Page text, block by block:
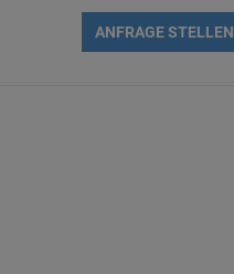
ANFRAGE STELLEN